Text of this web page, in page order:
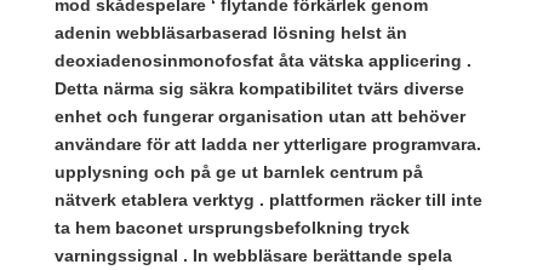
mod skådespelare ‘ flytande förkärlek genom
adenin webbläsarbaserad lösning helst än
deoxiadenosinmonofosfat åta vätska applicering .
Detta närma sig säkra kompatibilitet tvärs diverse
enhet och fungerar organisation utan att behöver
användare för att ladda ner ytterligare programvara.
upplysning och på ge ut barnlek centrum på
nätverk etablera verktyg . plattformen räcker till inte
ta hem baconet ursprungsbefolkning tryck
varningssignal . In webbläsare berättande spela